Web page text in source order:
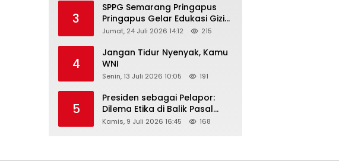
“Dirujak” Warganet
3
SPPG Semarang Pringapus
Pringapus Gelar Edukasi Gizi
di PAUD Bina Balita Peringati
Jumat, 24 Juli 2026 14:12 215
4
Jangan Tidur Nyenyak, Kamu
WNI
Senin, 13 Juli 2026 10:05 191
5
Presiden sebagai Pelapor:
Dilema Etika di Balik Pasal
218–220 KUHP
Kamis, 9 Juli 2026 16:45 168